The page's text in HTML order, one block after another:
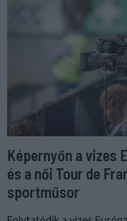
Képernyőn a vizes
és a női Tour de
sportműsor